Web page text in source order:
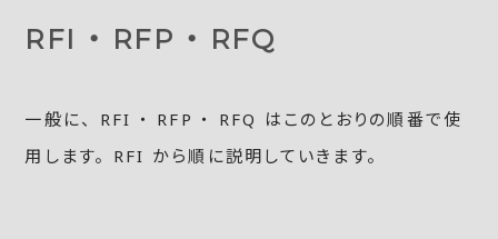
RFI ・ RFP ・ RFQ
一般に、 RFI ・ RFP ・ RFQ はこのとおりの順番で使
用します。 RFI から順に説明していきます。